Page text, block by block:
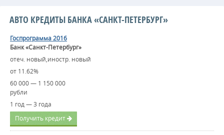
АВТО КРЕДИТЫ БАНКА «САНКТ-ПЕТЕРБУРГ»
Госпрограмма 2016
Банк «Санкт-Петербург»
отеч. новый,иностр. новый
от 11.62%
60 000 — 1 150 000
рубли
1 год — 3 года
Получить кредит